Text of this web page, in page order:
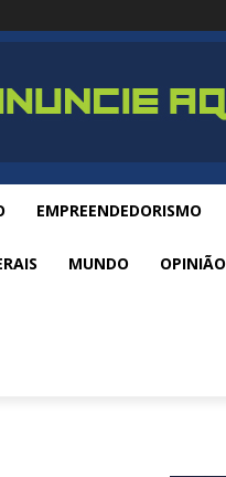
EMPREENDEDORISMO
MUNDO OPINIÃO